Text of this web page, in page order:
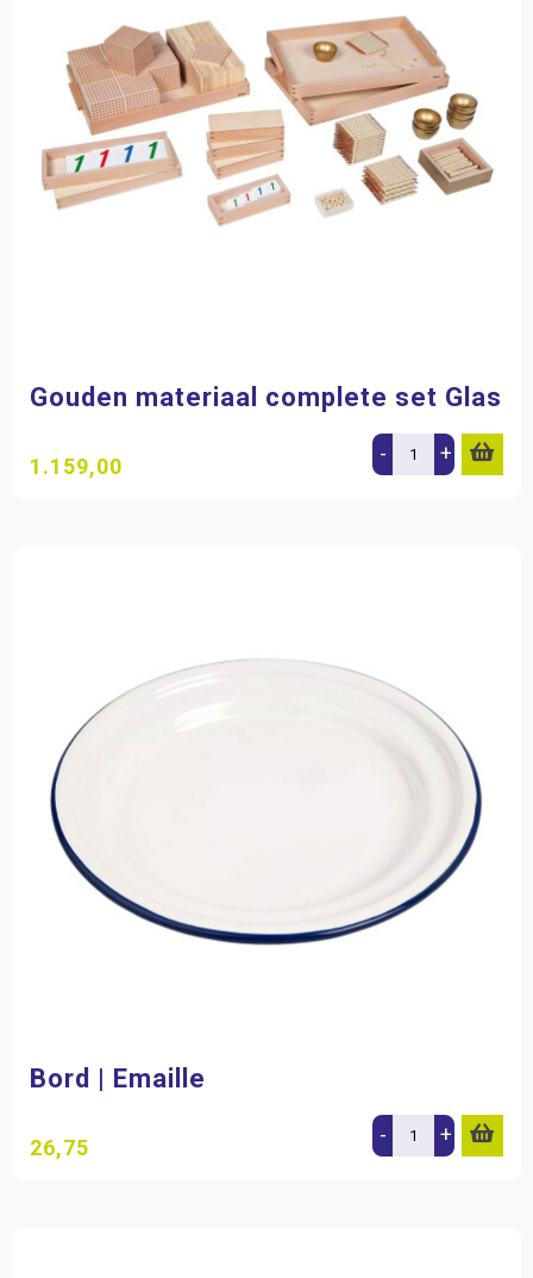
Gouden materiaal complete set Glas
1.159,00 - +
Bord | Emaille
26,75 - +